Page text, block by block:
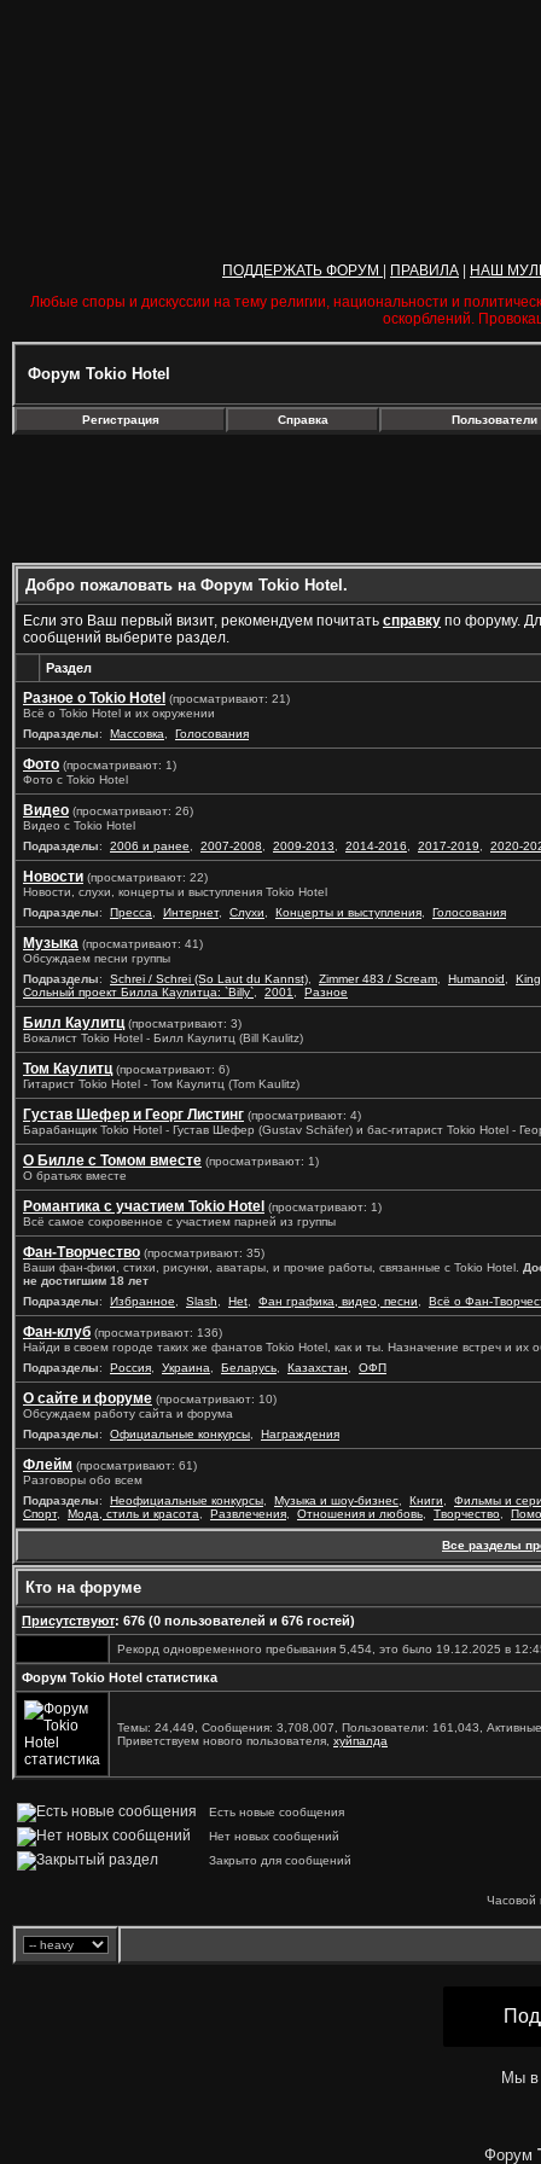
ПОДДЕРЖАТЬ ФОРУМ ПРАВИЛА
НАШ
Любые споры и дискуссии на тему религии, национальности и
оскорблений.
Форум Tokio Hotel
Регистрация Справка Пользователи
Добро пожаловать на Форум Tokio Hotel.
Если это Ваш первый визит, рекомендуем почитать справку по форуму.
сообщений выберите раздел.
Раздел
Разное о Tokio Hotel (просматривают: 21)
Всё о Tokio Hotel и их окружении
Подразделы: Массовка Голосования
Фото (просматривают: 1)
Фото с Tokio Hotel
Видео (просматривают: 26)
Видео с Tokio Hotel
Подразделы: 2006 и ранее 2007-2008 2009-2013 2014-2016 2017-2019 2020-
Новости (просматривают: 22)
Новости, слухи, концерты и выступления Tokio Hotel
Подразделы: Пресса Интернет, Слухи Концерты и выступления Голосования
Музыка (просматривают: 41)
Обсуждаем песни группы
Подразделы: Schrei / Schrei (So Laut du Kannst) Zimmer 483 / Scream Humanoid
Сольный проект Билла Каулитца: `Billy`
2001 Разное
Билл Каулитц (просматривают: 3)
Вокалист Tokio Hotel - Билл Каулитц (Bill Kaulitz)
Том Каулитц (просматривают: 6)
Гитарист Tokio Hotel - Том Каулитц (Tom Kaulitz)
Густав Шефер и Георг Листинг (просматривают: 4)
Барабанщик Tokio Hotel - Густав Шефер (Gustav Schäfer) и бас-гитарист Tokio Hotel -
О Билле с Томом вместе (просматривают: 1)
О братьях вместе
Романтика с участием Tokio Hotel (просматривают: 1)
Всё самое сокровенное с участием парней из группы
Фан-Творчество (просматривают: 35)
Ваши фан-фики, стихи, рисунки, аватары, и прочие работы, связанные с Tokio Hotel.
не достигшим 18 лет
Подразделы: Избранное Slash Het Фан графика, видео, песни Всё о Фан-
Фан-клуб (просматривают: 136)
Найди в своем городе таких же фанатов Tokio Hotel, как и ты. Назначение встреч и их
Подразделы: Россия Украина Беларусь Казахстан ОФП
О сайте и форуме (просматривают: 10)
Обсуждаем работу сайта и форума
Подразделы: Официальные конкурсы Награждения
Флейм (просматривают: 61)
Разговоры обо всем
Подразделы: Неофициальные конкурсы Музыка и шоу-бизнес Книги
Фильмы и
Спорт, Мода, стиль и красота Развлечения Отношения и любовь Творчество
Все разделы
Кто на форуме
Присутствуют: 676 (0 пользователей и 676 гостей)
Рекорд одновременного пребывания 5,454, это было 19.12.2025 в
Форум Tokio Hotel статистика
Темы: 24,449, Сообщения: 3,708,007, Пользователи: 161,043,
Приветствуем нового пользователя, хуйпалда
Есть новые сообщения
Нет новых сообщений
Закрыто для сообщений
Часовой
Мы в
Форум